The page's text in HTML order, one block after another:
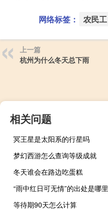
网络标签： 农民工
上一篇
杭州为什么冬天总下雨
相关问题
冥王星是太阳系的行星吗
梦幻西游怎么查询等级成就
冬天谁会在路边吃蛋糕
“雨中红日可无情”的出处是哪里
等待期90天怎么计算